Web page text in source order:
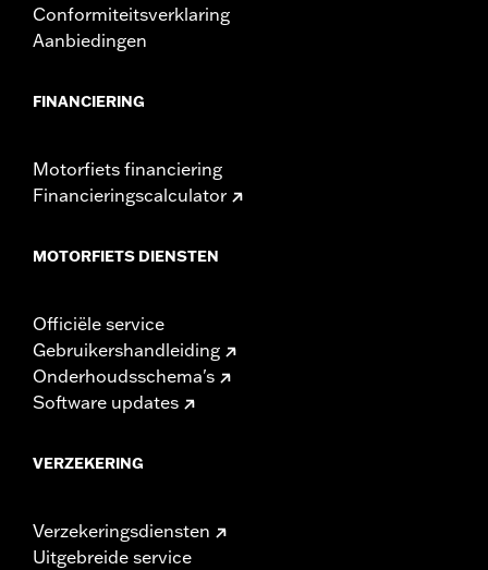
Conformiteitsverklaring
Aanbiedingen
FINANCIERING
Motorfiets financiering
Financieringscalculator
MOTORFIETS DIENSTEN
Officiële service
Gebruikershandleiding
Onderhoudsschema's
Software updates
VERZEKERING
Verzekeringsdiensten
Uitgebreide service